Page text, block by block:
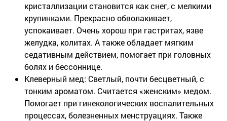
кристаллизации становится как снег, с мелкими
крупинками. Прекрасно обволакивает,
успокаивает. Очень хорош при гастритах, язве
желудка, колитах. А также обладает мягким
седативным действием, помогает при головных
болях и бессоннице.
Клеверный мед: Светлый, почти бесцветный, с
тонким ароматом. Считается «женским» медом.
Помогает при гинекологических воспалительных
процессах, болезненных менструациях. Также